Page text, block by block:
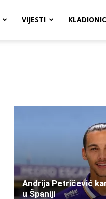
VIJESTI
Andrija Petričević
u Španiji